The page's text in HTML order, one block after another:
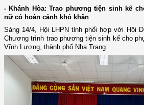
- Khánh Hòa: Trao phương tiện sinh kế
nữ có hoàn cảnh khó khăn
Sáng 14/4, Hội LHPN tỉnh phối hợp với Hội
Chương trình trao phương tiện sinh kế cho
Vĩnh Lương, thành phố Nha Trang.